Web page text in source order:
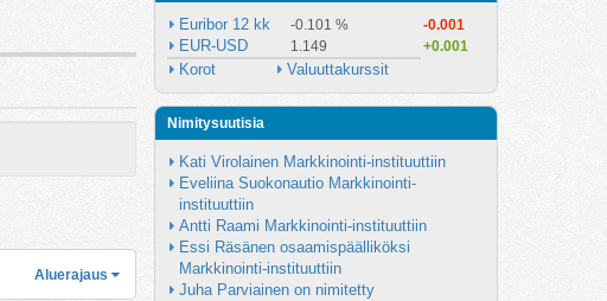
Aluerajaus
Euribor 12 kk -0.101 % -0.001
EUR-USD 1.149 +0.001
Korot Valuuttakurssit
Nimitysuutisia
Kati Virolainen Markkinointi-instituuttiin
Eveliina Suokonautio Markkinointi-
instituuttiin
Antti Raami Markkinointi-instituuttiin
Essi Räsänen osaamispäälliköksi
Markkinointi-instituuttiin
Juha Parviainen on nimitetty